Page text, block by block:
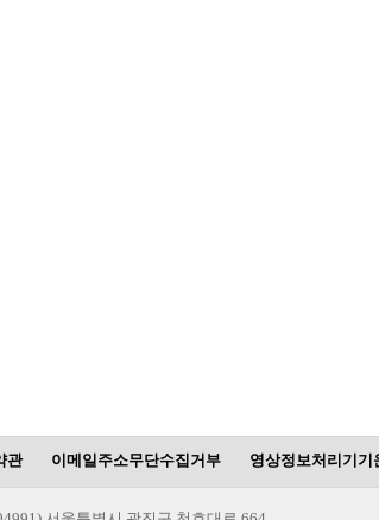
관 이메일주소무단수집거부 영상정보처리기기